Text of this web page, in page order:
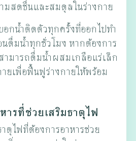
มสดชื่นและสมดุลในร่างกาย
กน้ำติดตัวทุกครั้งที่ออกไปทำ
ดื่มน้ำทุกชั่วโมง หากต้องการ
ามารถดื่มน้ำผสมเกลือแร่เล็ก
ยเพื่อฟื้นฟูร่างกายให้พร้อม
ารที่ช่วยเสริมธาตุไฟ
ตุไฟที่ต้องการอาหารช่วย